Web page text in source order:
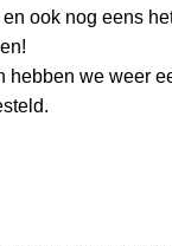
ook nog eens
hebben we weer